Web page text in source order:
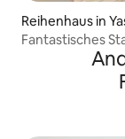
Reihenhaus in
Fantastisches